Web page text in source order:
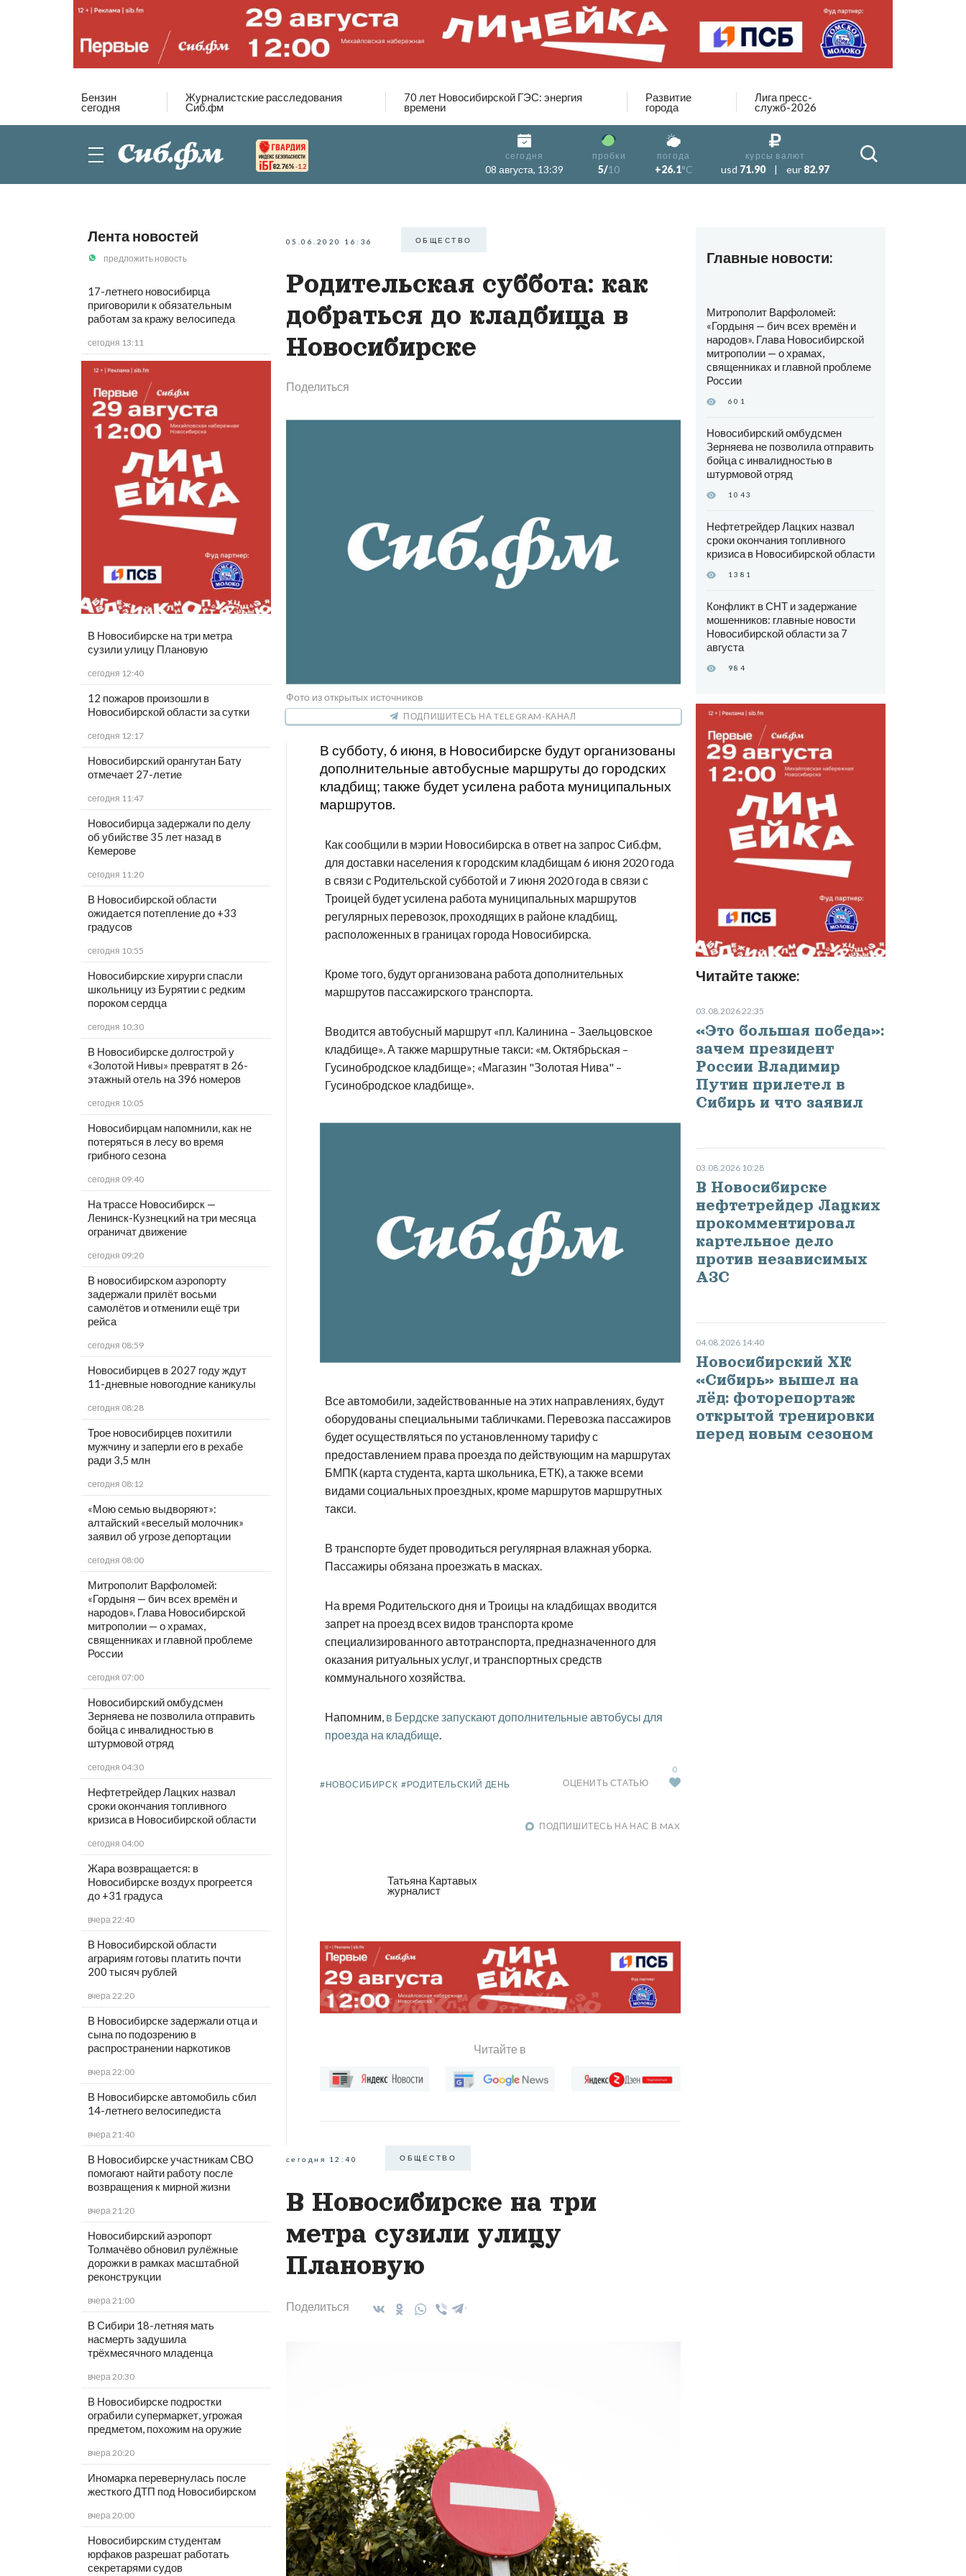
Бензин
сегодня
Журналистские расследования
Сиб.фм
70 лет Новосибирской ГЭС: энергия
времени
Развитие
города
Лига пресс-
служб-2026
82.76% -1.2
сегодня
08 августа, 13:39
пробки
5/10
погода
+26.1°C
курсы валют
usd 71.90 | eur 82.97
Лента новостей
предложить новость
17-летнего новосибирца
приговорили к обязательным
работам за кражу велосипеда
сегодня 13:11
В Новосибирске на три метра
сузили улицу Плановую
сегодня 12:40
12 пожаров произошли в
Новосибирской области за сутки
сегодня 12:17
Новосибирский орангутан Бату
отмечает 27-летие
сегодня 11:47
Новосибирца задержали по делу
об убийстве 35 лет назад в
Кемерове
сегодня 11:20
В Новосибирской области
ожидается потепление до +33
градусов
сегодня 10:55
Новосибирские хирурги спасли
школьницу из Бурятии с редким
пороком сердца
сегодня 10:30
В Новосибирске долгострой у
«Золотой Нивы» превратят в 26-
этажный отель на 396 номеров
сегодня 10:05
Новосибирцам напомнили, как не
потеряться в лесу во время
грибного сезона
сегодня 09:40
На трассе Новосибирск —
Ленинск-Кузнецкий на три месяца
ограничат движение
сегодня 09:20
В новосибирском аэропорту
задержали прилёт восьми
самолётов и отменили ещё три
рейса
сегодня 08:59
Новосибирцев в 2027 году ждут
11-дневные новогодние каникулы
сегодня 08:28
Трое новосибирцев похитили
мужчину и заперли его в рехабе
ради 3,5 млн
сегодня 08:12
«Мою семью выдворяют»:
алтайский «веселый молочник»
заявил об угрозе депортации
сегодня 08:00
Митрополит Варфоломей:
«Гордыня — бич всех времён и
народов». Глава Новосибирской
митрополии — о храмах,
священниках и главной проблеме
России
сегодня 07:00
Новосибирский омбудсмен
Зерняева не позволила отправить
бойца с инвалидностью в
штурмовой отряд
сегодня 04:30
Нефтетрейдер Лацких назвал
сроки окончания топливного
кризиса в Новосибирской области
сегодня 04:00
Жара возвращается: в
Новосибирске воздух прогреется
до +31 градуса
вчера 22:40
В Новосибирской области
аграриям готовы платить почти
200 тысяч рублей
вчера 22:20
В Новосибирске задержали отца и
сына по подозрению в
распространении наркотиков
вчера 22:00
В Новосибирске автомобиль сбил
14-летнего велосипедиста
вчера 21:40
В Новосибирске участникам СВО
помогают найти работу после
возвращения к мирной жизни
вчера 21:20
Новосибирский аэропорт
Толмачёво обновил рулёжные
дорожки в рамках масштабной
реконструкции
вчера 21:00
В Сибири 18-летняя мать
насмерть задушила
трёхмесячного младенца
вчера 20:30
В Новосибирске подростки
ограбили супермаркет, угрожая
предметом, похожим на оружие
вчера 20:20
Иномарка перевернулась после
жесткого ДТП под Новосибирском
вчера 20:00
Новосибирским студентам
юрфаков разрешат работать
секретарями судов
05.06.2020 16:36 ОБЩЕСТВО
Родительская суббота: как
добраться до кладбища в
Новосибирске
Поделиться
Фото из открытых источников
ПОДПИШИТЕСЬ НА TELEGRAM-КАНАЛ
В субботу, 6 июня, в Новосибирске будут организованы
дополнительные автобусные маршруты до городских
кладбищ; также будет усилена работа муниципальных
маршрутов.
Как сообщили в мэрии Новосибирска в ответ на запрос Сиб.фм,
для доставки населения к городским кладбищам 6 июня 2020 года
в связи с Родительской субботой и 7 июня 2020 года в связи с
Троицей будет усилена работа муниципальных маршрутов
регулярных перевозок, проходящих в районе кладбищ,
расположенных в границах города Новосибирска.
Кроме того, будут организована работа дополнительных
маршрутов пассажирского транспорта.
Вводится автобусный маршрут «пл. Калинина – Заельцовское
кладбище». А также маршрутные такси: «м. Октябрьская –
Гусинобродское кладбище»; «Магазин "Золотая Нива" –
Гусинобродское кладбище».
Все автомобили, задействованные на этих направлениях, будут
оборудованы специальными табличками. Перевозка пассажиров
будет осуществляться по установленному тарифу с
предоставлением права проезда по действующим на маршрутах
БМПК (карта студента, карта школьника, ЕТК), а также всеми
видами социальных проездных, кроме маршрутов маршрутных
такси.
В транспорте будет проводиться регулярная влажная уборка.
Пассажиры обязана проезжать в масках.
На время Родительского дня и Троицы на кладбищах вводится
запрет на проезд всех видов транспорта кроме
специализированного автотранспорта, предназначенного для
оказания ритуальных услуг, и транспортных средств
коммунального хозяйства.
Напомним, в Бердске запускают дополнительные автобусы для
проезда на кладбище.
#НОВОСИБИРСК #РОДИТЕЛЬСКИЙ ДЕНЬ ОЦЕНИТЬ СТАТЬЮ
0
ПОДПИШИТЕСЬ НА НАС В MAX
Татьяна Картавых
журналист
Читайте в
сегодня 12:40 ОБЩЕСТВО
В Новосибирске на три
метра сузили улицу
Плановую
Поделиться
Главные новости:
Митрополит Варфоломей:
«Гордыня — бич всех времён и
народов». Глава Новосибирской
митрополии — о храмах,
священниках и главной проблеме
России
601
Новосибирский омбудсмен
Зерняева не позволила отправить
бойца с инвалидностью в
штурмовой отряд
1043
Нефтетрейдер Лацких назвал
сроки окончания топливного
кризиса в Новосибирской области
1381
Конфликт в СНТ и задержание
мошенников: главные новости
Новосибирской области за 7
августа
984
Читайте также:
03.08.2026 22:35
«Это большая победа»:
зачем президент
России Владимир
Путин прилетел в
Сибирь и что заявил
03.08.2026 10:28
В Новосибирске
нефтетрейдер Лацких
прокомментировал
картельное дело
против независимых
АЗС
04.08.2026 14:40
Новосибирский ХК
«Сибирь» вышел на
лёд: фоторепортаж
открытой тренировки
перед новым сезоном